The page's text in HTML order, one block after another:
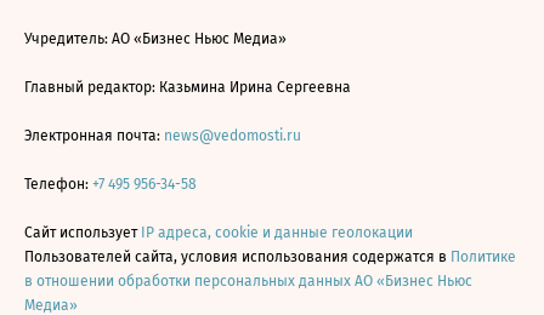
Учредитель: АО «Бизнес Ньюс Медиа»
Главный редактор: Казьмина Ирина Сергеевна
Электронная почта: news@vedomosti.ru
Телефон: +7 495 956-34-58
Сайт использует IP адреса, cookie и данные геолокации
Пользователей сайта, условия использования содержатся в Политике
в отношении обработки персональных данных АО «Бизнес Ньюс
Медиа»